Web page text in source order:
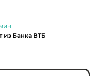
из Банка ВТБ